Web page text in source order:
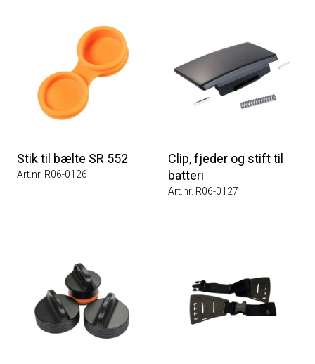
Stik til bælte SR 552
Art.nr. R06-0126
Clip, fjeder og stift til
batteri
Art.nr. R06-0127